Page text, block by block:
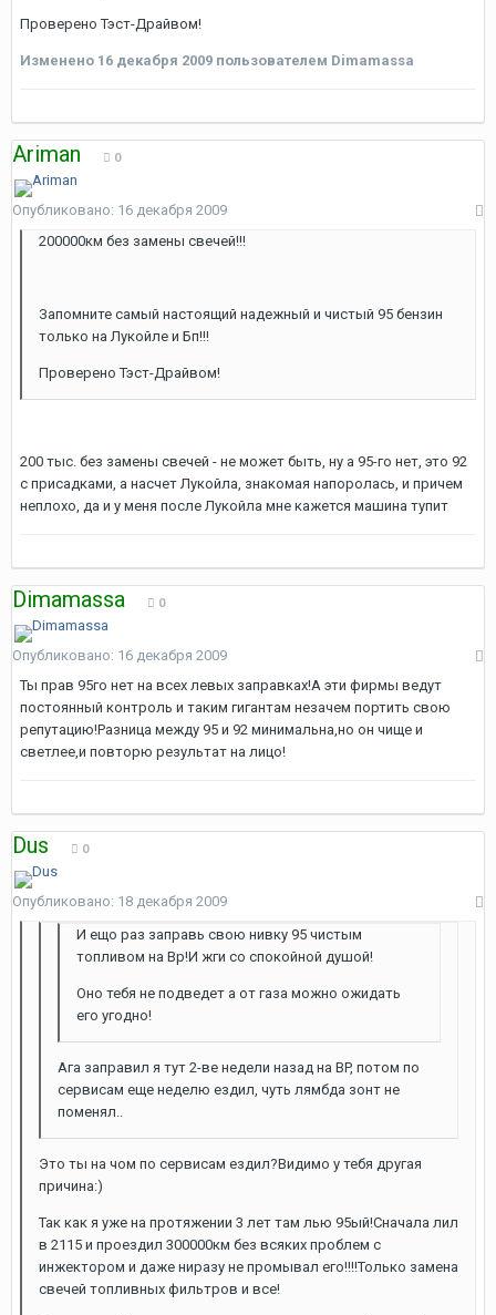
Проверено Тэст-Драйвом!
Изменено 16 декабря 2009 пользователем Dimamassa
Ariman 0
Опубликовано: 16 декабря 2009
200000км без замены свечей!!!
Запомните самый настоящий надежный и чистый 95 бензин
только на Лукойле и Бп!!!
Проверено Тэст-Драйвом!
200 тыс. без замены свечей - не может быть, ну а 95-го нет, это 92
с присадками, а насчет Лукойла, знакомая напоролась, и причем
неплохо, да и у меня после Лукойла мне кажется машина тупит
Dimamassa 0
Опубликовано: 16 декабря 2009
Ты прав 95го нет на всех левых заправках!А эти фирмы ведут
постоянный контроль и таким гигантам незачем портить свою
репутацию!Разница между 95 и 92 минимальна,но он чище и
светлее,и повторю результат на лицо!
Dus 0
Опубликовано: 18 декабря 2009
И ещо раз заправь свою нивку 95 чистым
топливом на Bp!И жги со спокойной душой!
Оно тебя не подведет а от газа можно ожидать
его угодно!
Ага заправил я тут 2-ве недели назад на BP, потом по
сервисам еще неделю ездил, чуть лямбда зонт не
поменял..
Это ты на чом по сервисам ездил?Видимо у тебя другая
причина:)
Так как я уже на протяжении 3 лет там лью 95ый!Сначала лил
в 2115 и проездил 300000км без всяких проблем с
инжектором и даже ниразу не промывал его!!!!Только замена
свечей топливных фильтров и все!